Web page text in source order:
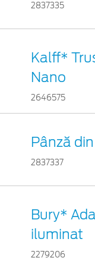
2837335
Kalff*
Nano
2646575
Pânză
2837337
Bury*
iluminat
2279206